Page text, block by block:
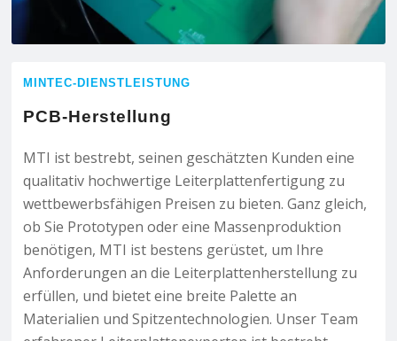
MINTEC-DIENSTLEISTUNG
PCB-Herstellung
MTI ist bestrebt, seinen geschätzten Kunden eine
qualitativ hochwertige Leiterplattenfertigung zu
wettbewerbsfähigen Preisen zu bieten. Ganz gleich,
ob Sie Prototypen oder eine Massenproduktion
benötigen, MTI ist bestens gerüstet, um Ihre
Anforderungen an die Leiterplattenherstellung zu
erfüllen, und bietet eine breite Palette an
Materialien und Spitzentechnologien. Unser Team